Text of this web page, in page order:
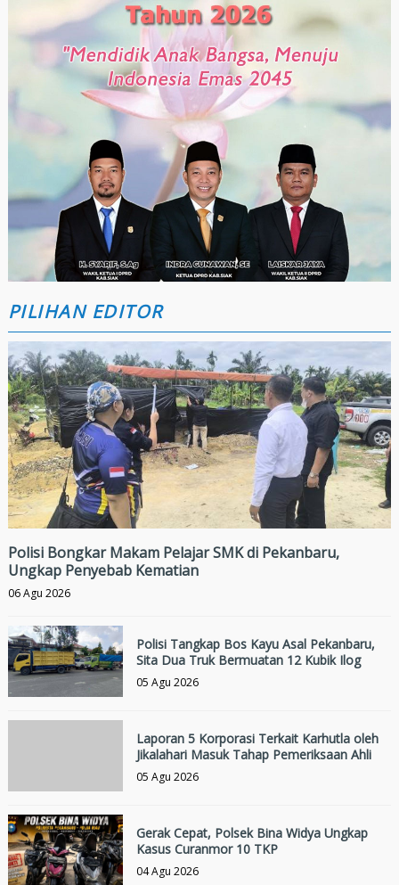
PILIHAN EDITOR
Polisi Bongkar Makam Pelajar SMK di Pekanbaru,
Ungkap Penyebab Kematian
06 Agu 2026
Polisi Tangkap Bos Kayu Asal Pekanbaru,
Sita Dua Truk Bermuatan 12 Kubik Ilog
05 Agu 2026
Laporan 5 Korporasi Terkait Karhutla oleh
Jikalahari Masuk Tahap Pemeriksaan Ahli
05 Agu 2026
Gerak Cepat, Polsek Bina Widya Ungkap
Kasus Curanmor 10 TKP
04 Agu 2026